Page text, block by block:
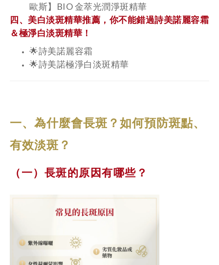
歐斯】BIO 金萃光潤淨斑精華
四、美白淡斑精華推薦，你不能錯過詩美諾麗容霜
＆極淨白淡斑精華！
🌟詩美諾麗容霜
🌟詩美諾極淨白淡斑精華
一、為什麼會長斑？如何預防斑點、
有效淡斑？
（一）長斑的原因有哪些？